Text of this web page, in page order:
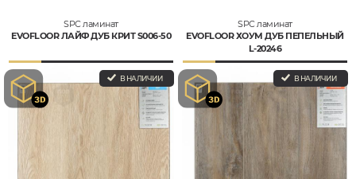
SPC ламинат
EVOFLOOR ЛАЙФ ДУБ КРИТ S006-50
В НАЛИЧИИ
SPC ламинат
EVOFLOOR ХОУМ ДУБ ПЕПЕЛЬНЫЙ
L-20246
В НАЛИЧИИ